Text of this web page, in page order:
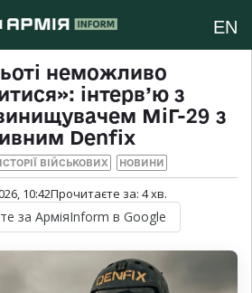
EN
неможливо
інтерв’ю з
МіГ-29 з
Denfix
ІСТОРІЇ ВІЙСЬКОВИХ НОВИНИ
10:42Прочитаєте за: 4хв.
за АрміяInform в Google